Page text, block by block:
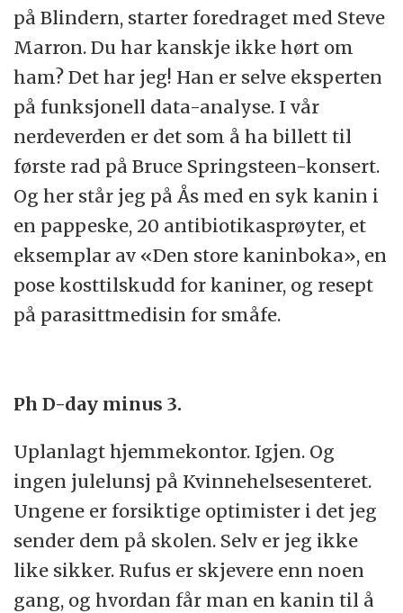
på Blindern, starter foredraget med Steve
Marron. Du har kanskje ikke hørt om
ham? Det har jeg! Han er selve eksperten
på funksjonell data-analyse. I vår
nerdeverden er det som å ha billett til
første rad på Bruce Springsteen-konsert.
Og her står jeg på Ås med en syk kanin i
en pappeske, 20 antibiotikasprøyter, et
eksemplar av «Den store kaninboka», en
pose kosttilskudd for kaniner, og resept
på parasittmedisin for småfe.
Ph D-day minus 3.
Uplanlagt hjemmekontor. Igjen. Og
ingen julelunsj på Kvinnehelsesenteret.
Ungene er forsiktige optimister i det jeg
sender dem på skolen. Selv er jeg ikke
like sikker. Rufus er skjevere enn noen
gang, og hvordan får man en kanin til å